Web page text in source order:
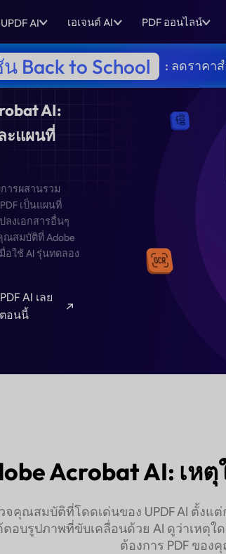
UPDF AI เอเจนต์ AI PDF ออนไลน์
Back to School : ลดราคา
Acrobat AI:
แปล และแผนที่
ทั่วไปด้วยการผสานรวม
ามารถแปลง PDF เป็นแผนที่
แบบเฉพาะ แปลงเอกสารอื่นๆ
าพ ซึ่งเป็นคุณสมบัติที่ Adobe
เลือกที่ดีกว่าเมื่อใช้ AI รุ่นทดลอง
ซื้อ UPDF AI เลย
Acrobat AI: เห
จคุณสมบัติที่โดดเด่นของ UPDF AI ตั้งแ
อบรูปภาพที่ขับเคลื่อนด้วย AI ดูว่าเหตุใด
ต้องการ PDF ของ